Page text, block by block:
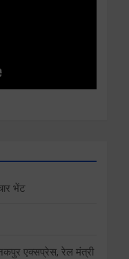
भेंट
एक्सप्रेस, रेल मंत्री